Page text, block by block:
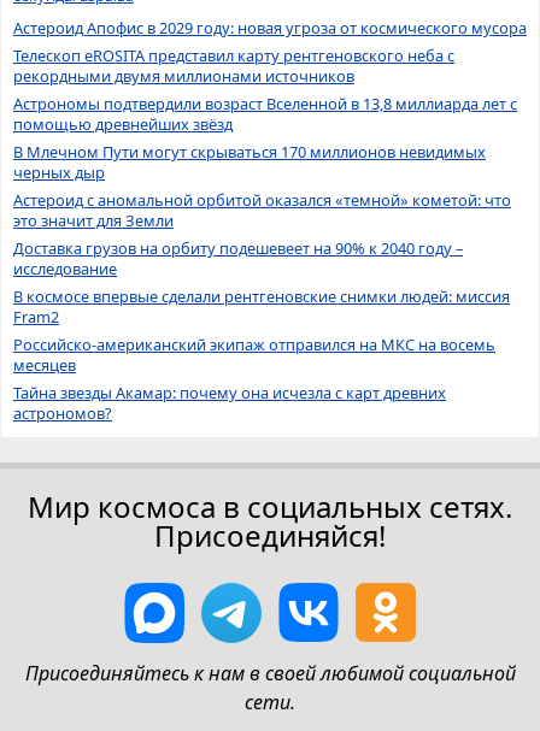
Астероид Апофис в 2029 году: новая угроза от космического мусора
Телескоп eROSITA представил карту рентгеновского неба с
рекордными двумя миллионами источников
Астрономы подтвердили возраст Вселенной в 13,8 миллиарда лет с
помощью древнейших звёзд
В Млечном Пути могут скрываться 170 миллионов невидимых
черных дыр
Астероид с аномальной орбитой оказался «темной» кометой: что
это значит для Земли
Доставка грузов на орбиту подешевеет на 90% к 2040 году –
исследование
В космосе впервые сделали рентгеновские снимки людей: миссия
Fram2
Российско-американский экипаж отправился на МКС на восемь
месяцев
Тайна звезды Акамар: почему она исчезла с карт древних
астрономов?
Мир космоса в социальных сетях.
Присоединяйся!
Присоединяйтесь к нам в своей любимой социальной
сети.